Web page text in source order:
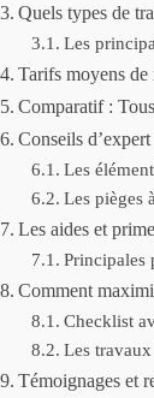
Quels types de
Les
Tarifs moyens de
Comparatif :
Conseils
Les
Les pièges
Les aides et
Principales
Comment
Checklist
Les
Témoignages et